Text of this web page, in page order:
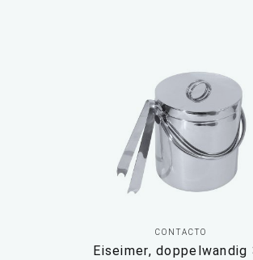
CONTACTO
Eiseimer, doppelwandig